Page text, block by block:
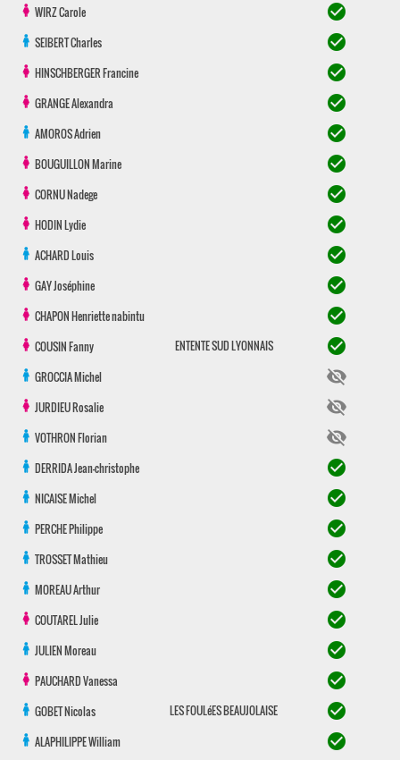
WIRZCarole check_circle
SEIBERTCharles check_circle
HINSCHBERGERFrancine check_circle
GRANGEAlexandra check_circle
AMOROSAdrien check_circle
BOUGUILLONMarine check_circle
CORNUNadege check_circle
HODINLydie check_circle
ACHARDLouis check_circle
GAYJoséphine check_circle
CHAPONHenriette nabintu check_circle
COUSINFanny ENTENTE SUD LYONNAIS check_circle
GROCCIAMichel visibility_off
JURDIEURosalie visibility_off
VOTHRONFlorian visibility_off
DERRIDAJean-christophe check_circle
NICAISEMichel check_circle
PERCHEPhilippe check_circle
TROSSETMathieu check_circle
MOREAUArthur check_circle
COUTARELJulie check_circle
JULIENMoreau check_circle
PAUCHARDVanessa check_circle
GOBETNicolas LES FOULéES BEAUJOLAISE check_circle
ALAPHILIPPEWilliam check_circle